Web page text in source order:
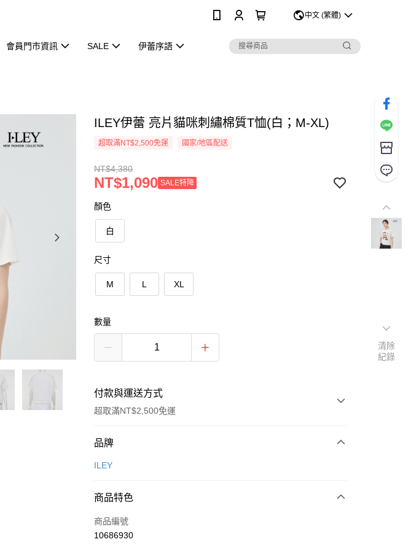
中文 (繁體)
會員門市資訊 SALE 伊蕾序語
ILEY伊蕾 亮片貓咪刺繡棉質T恤(白；M-XL)
超取滿NT$2,500免運 國家/地區配送
NT$4,380
NT$1,090 SALE特降
顏色
白
尺寸
M L XL
數量
付款與運送方式
超取滿NT$2,500免運
付款方式
信用卡一次付款
合作金庫商業銀行
華南商業銀行
超商取貨付款
品牌
ILEY
商品特色
商品編號
10686930
清除
紀錄